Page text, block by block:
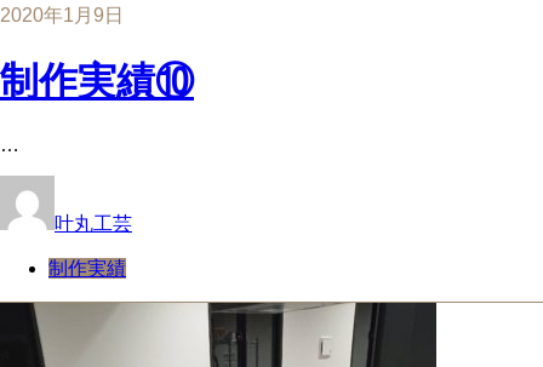
2020年1月9日
制作実績⑩
…
叶丸工芸
制作実績